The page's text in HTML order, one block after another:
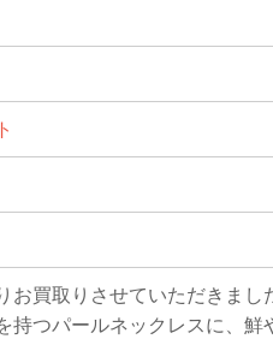
お買取りさせていただきまし
持つパールネックレスに、鮮